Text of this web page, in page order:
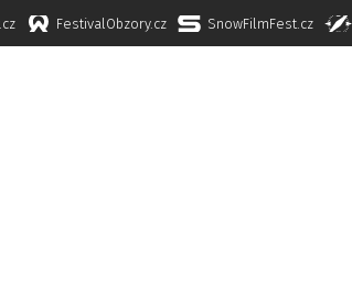
FestivalObzory.cz SnowFilmFest.cz